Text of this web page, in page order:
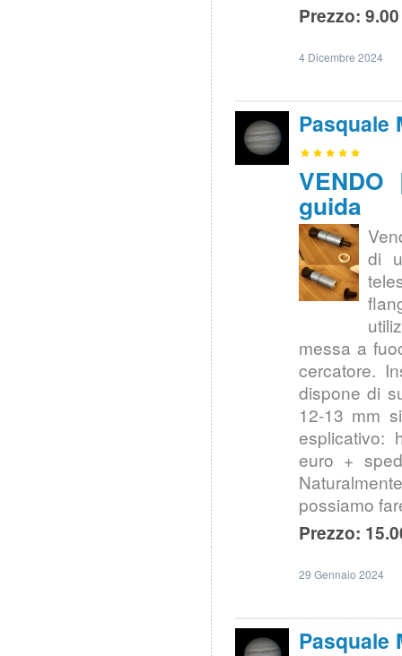
Prezzo:
4 Dicembre 2024
Pasquale
guida
di
messa a
cercatore.
dispone di
12-13 mm
esplicativo:
euro +
possiamo
Prezzo:
29 Gennaio 2024
Pasquale